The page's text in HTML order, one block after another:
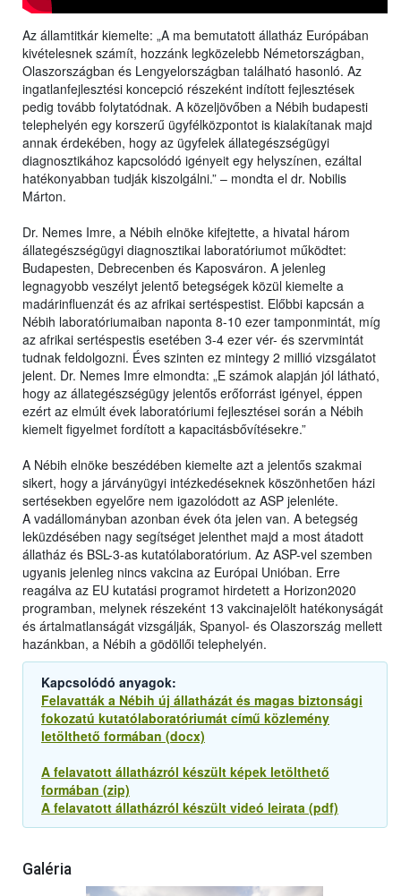
Az államtitkár kiemelte: „A ma bemutatott állatház Európában
kivételesnek számít, hozzánk legközelebb Németországban,
Olaszországban és Lengyelországban található hasonló. Az
ingatlanfejlesztési koncepció részeként indított fejlesztések
pedig tovább folytatódnak. A közeljövőben a Nébih budapesti
telephelyén egy korszerű ügyfélközpontot is kialakítanak majd
annak érdekében, hogy az ügyfelek állategészségügyi
diagnosztikához kapcsolódó igényeit egy helyszínen, ezáltal
hatékonyabban tudják kiszolgálni.” – mondta el dr. Nobilis
Márton.
Dr. Nemes Imre, a Nébih elnöke kifejtette, a hivatal három
állategészségügyi diagnosztikai laboratóriumot működtet:
Budapesten, Debrecenben és Kaposváron. A jelenleg
legnagyobb veszélyt jelentő betegségek közül kiemelte a
madárinfluenzát és az afrikai sertéspestist. Előbbi kapcsán a
Nébih laboratóriumaiban naponta 8-10 ezer tamponmintát, míg
az afrikai sertéspestis esetében 3-4 ezer vér- és szervmintát
tudnak feldolgozni. Éves szinten ez mintegy 2 millió vizsgálatot
jelent. Dr. Nemes Imre elmondta: „E számok alapján jól látható,
hogy az állategészségügy jelentős erőforrást igényel, éppen
ezért az elmúlt évek laboratóriumi fejlesztései során a Nébih
kiemelt figyelmet fordított a kapacitásbővítésekre.”
A Nébih elnöke beszédében kiemelte azt a jelentős szakmai
sikert, hogy a járványügyi intézkedéseknek köszönhetően házi
sertésekben egyelőre nem igazolódott az ASP jelenléte.
A vadállományban azonban évek óta jelen van. A betegség
leküzdésében nagy segítséget jelenthet majd a most átadott
állatház és BSL-3-as kutatólaboratórium. Az ASP-vel szemben
ugyanis jelenleg nincs vakcina az Európai Unióban. Erre
reagálva az EU kutatási programot hirdetett a Horizon2020
programban, melynek részeként 13 vakcinajelölt hatékonyságát
és ártalmatlanságát vizsgálják, Spanyol- és Olaszország mellett
hazánkban, a Nébih a gödöllői telephelyén.
Kapcsolódó anyagok:
Felavatták a Nébih új állatházát és magas biztonsági
fokozatú kutatólaboratóriumát című közlemény
letölthető formában (docx)
A felavatott állatházról készült képek letölthető
formában (zip)
A felavatott állatházról készült videó leirata (pdf)
Galéria